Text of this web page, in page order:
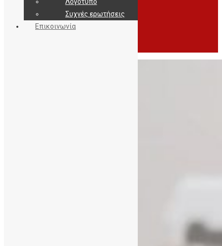
Συχνές ερωτήσεις
Επικοινωνία